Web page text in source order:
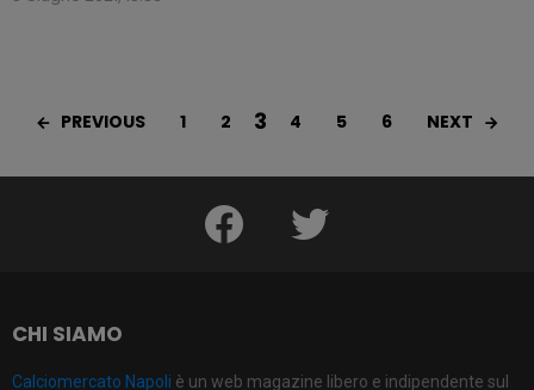
PREVIOUS 1 2 3 4 5 6 NEXT
facebook twitter
CHI SIAMO
Calciomercato Napoli è un web magazine libero e indipendente sul